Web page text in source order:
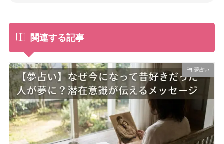
関連する記事
夢占い